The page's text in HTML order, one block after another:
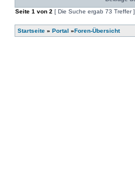
diesem
neuen
ungelesenen
in
diesem
Thema.
Seite 1 von 2 [ Die Suche ergab 73 Treffer ]
Startseite » Portal »Foren-Übersicht